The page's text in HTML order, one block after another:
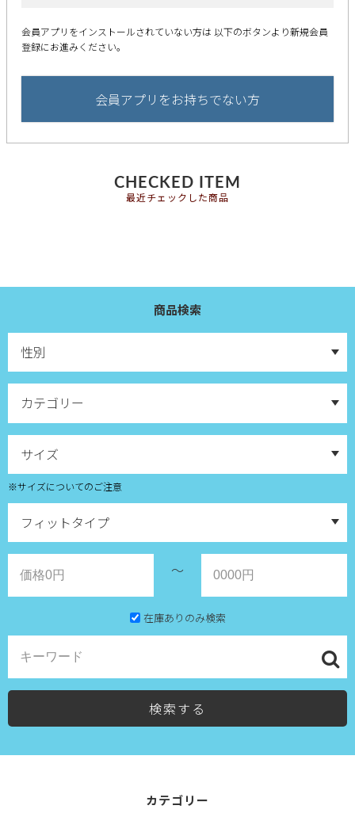
会員アプリをインストールされていない方は 以下のボタンより新規会員
登録にお進みください。
会員アプリをお持ちでない方
CHECKED ITEM
最近チェックした商品
商品検索
※サイズについてのご注意
～
在庫ありのみ検索
検索する
カテゴリー